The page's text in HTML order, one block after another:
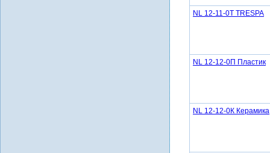
NL 12-11-0Т TRESPA
NL 12-12-0П Пластик
NL 12-12-0К Керамика